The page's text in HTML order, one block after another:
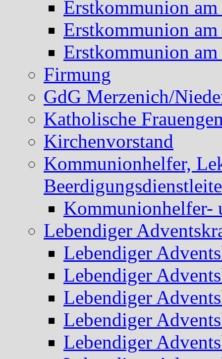
Erstkommunion
Erstkommunion
Erstkommunion
Firmung
GdG Merzenich/
Katholische
Kirchenvorstand
Kommunionhelfer,
Kommunionhelfer-
Lebendiger
Lebendiger
Lebendiger
Lebendiger
Lebendiger
Lebendiger